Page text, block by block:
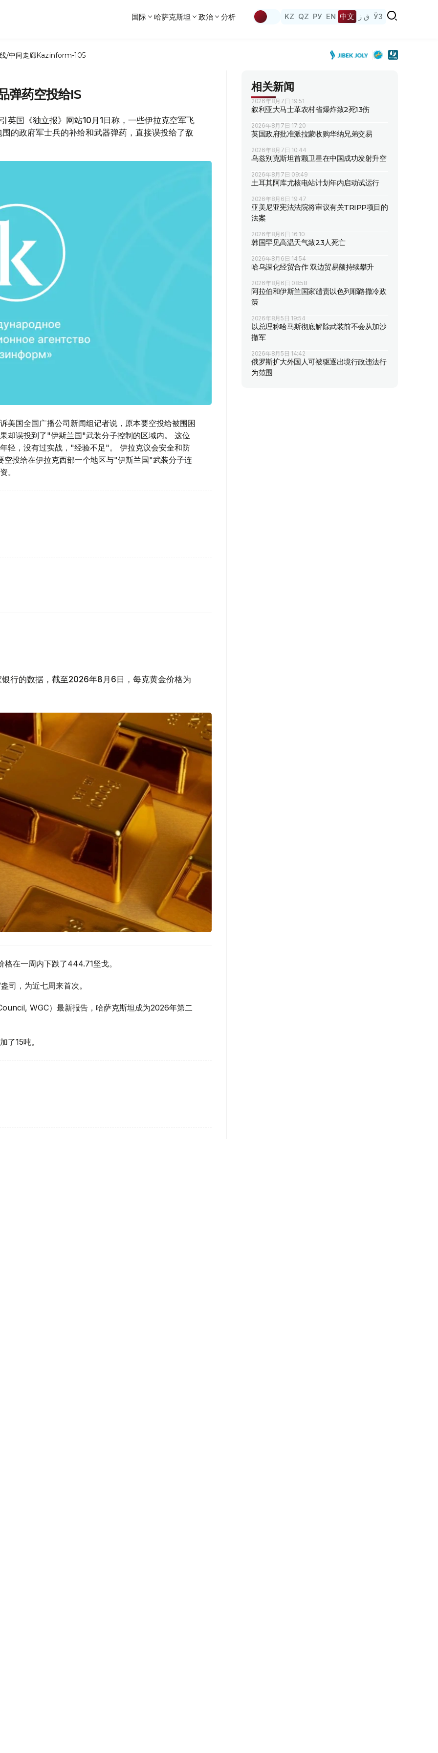
国际 哈萨克斯坦 政治 分析 KZ QZ РУ EN 中文 ق ز ЎЗ
/中间走廊Kazinform-105
弹药空投给IS
英国《独立报》网站10月1日称，一些伊拉克空军飞
的政府军士兵的补给和武器弹药，直接误投给了敌
美国全国广播公司新闻组记者说，原本要空投给被围困
却误投到了"伊斯兰国"武装分子控制的区域内。 这位
轻，没有过实战，"经验不足"。 伊拉克议会安全和防
投给在伊拉克西部一个地区与"伊斯兰国"武装分子连
。
银行的数据，截至2026年8月6日，每克黄金价格为
在一周内下跌了444.71坚戈。
司，为近七周来首次。
WGC）最新报告，哈萨克斯坦成为2026年第二
了15吨。
相关新闻
2026年8月7日 19:51
叙利亚大马士革农村省爆炸致2死13伤
2026年8月7日 17:20
英国政府批准派拉蒙收购华纳兄弟交易
2026年8月7日 10:44
乌兹别克斯坦首颗卫星在中国成功发射升空
2026年8月7日 09:49
土耳其阿库尤核电站计划年内启动试运行
2026年8月6日 19:47
亚美尼亚宪法法院将审议有关TRIPP项目的
法案
2026年8月6日 16:10
韩国罕见高温天气致23人死亡
2026年8月6日 14:54
哈乌深化经贸合作 双边贸易额持续攀升
2026年8月6日 08:58
阿拉伯和伊斯兰国家谴责以色列耶路撒冷政
策
2026年8月5日 19:54
以总理称哈马斯彻底解除武装前不会从加沙
撤军
2026年8月5日 14:42
俄罗斯扩大外国人可被驱逐出境行政违法行
为范围